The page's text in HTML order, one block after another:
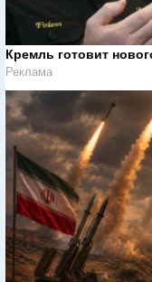
Кремль готовит
Реклама